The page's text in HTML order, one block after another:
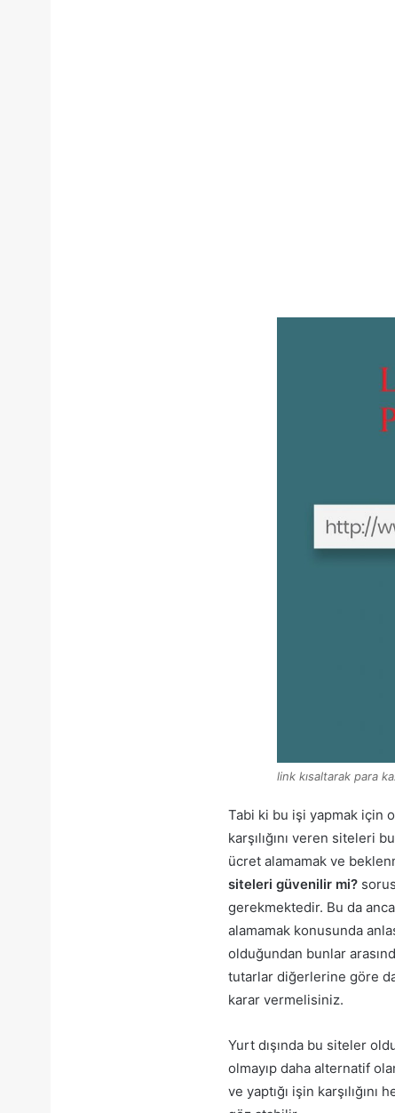
link kısaltarak para
Tabi ki bu işi yapmak için
karşılığını veren siteleri
ücret alamamak ve
siteleri güvenilir mi?
gerekmektedir. Bu da
alamamak konusunda
olduğundan bunlar
tutarlar diğerlerine göre
karar vermelisiniz.
Yurt dışında bu siteler
olmayıp daha alternatif
ve yaptığı işin